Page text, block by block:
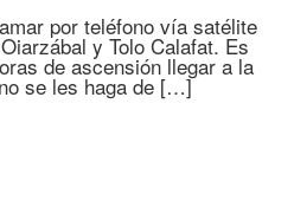
por teléfono vía satélite
y Tolo Calafat. Es
de ascensión llegar a la
se les haga de […]